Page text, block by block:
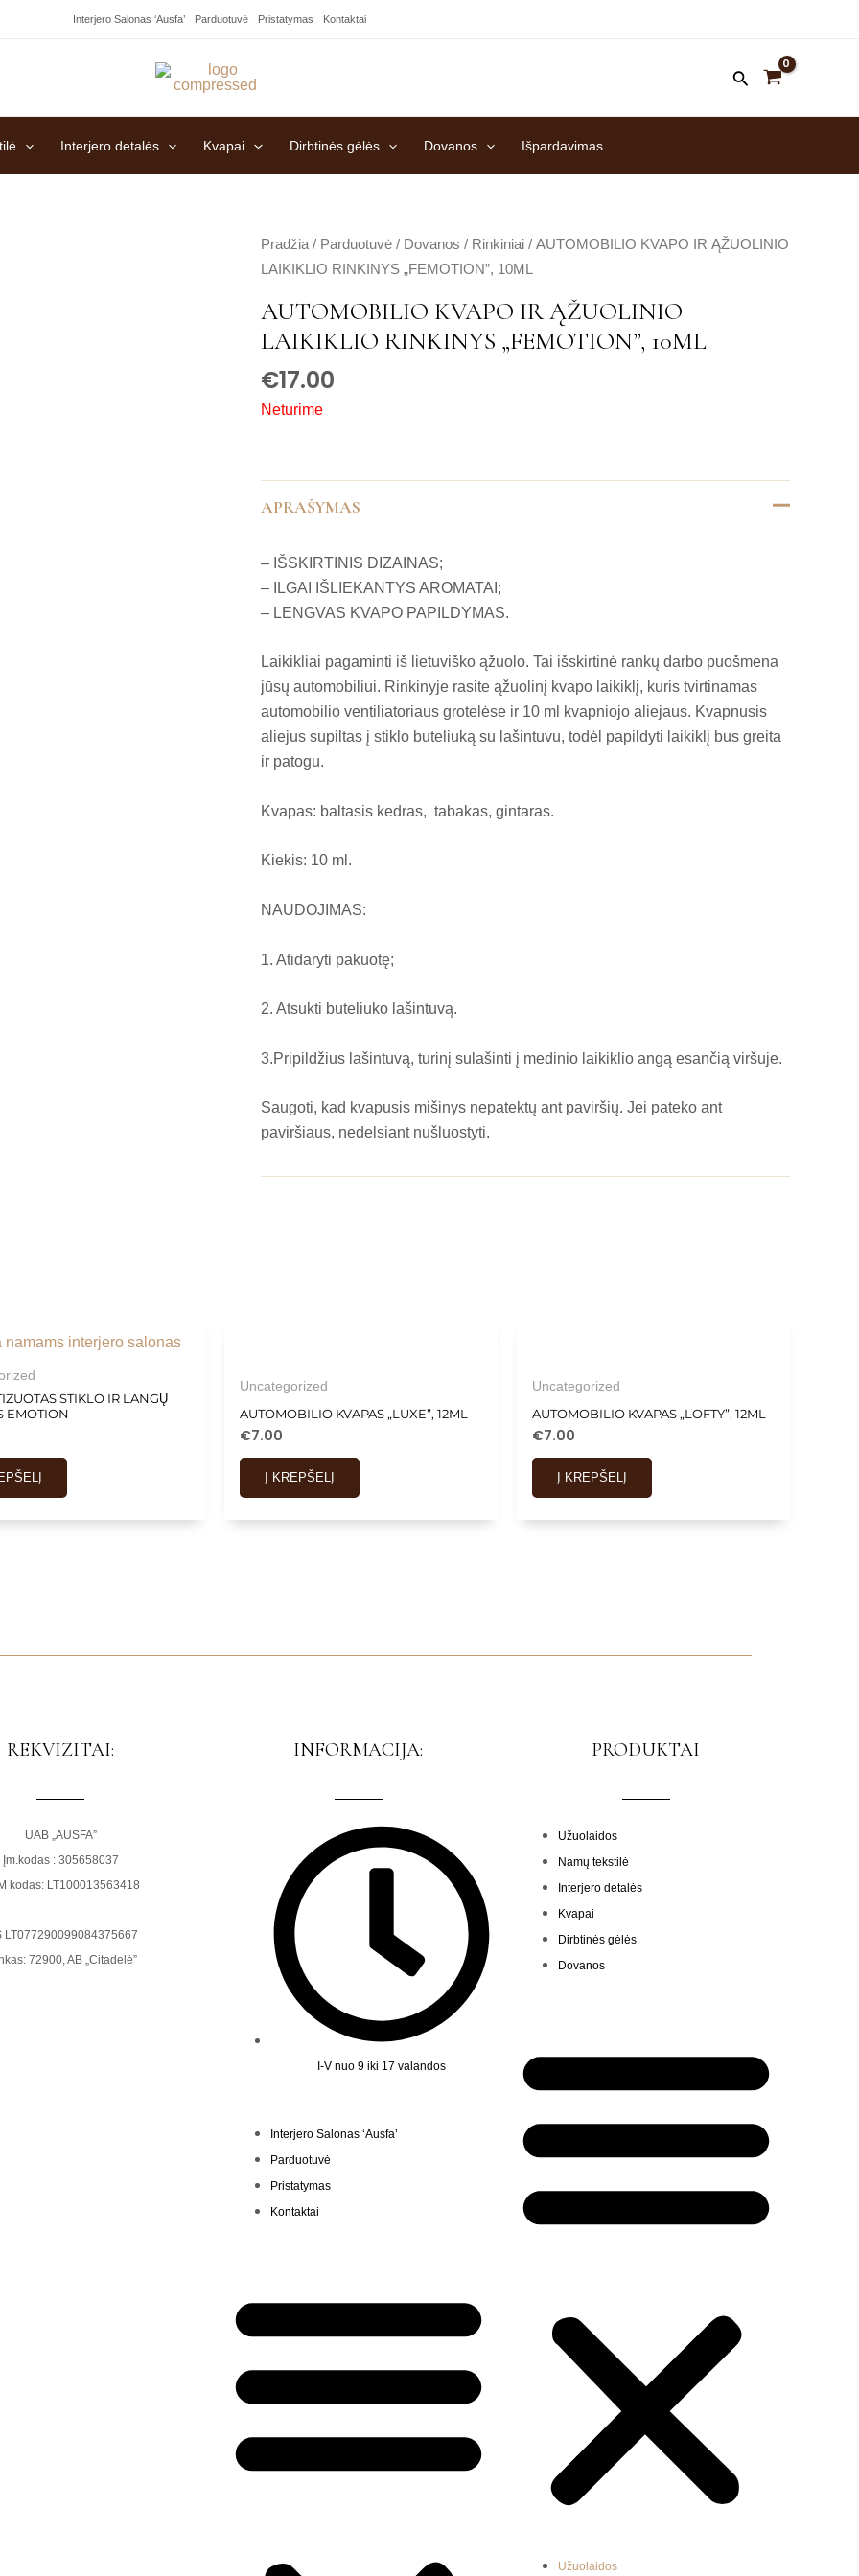
Interjero Salonas ‘Ausfa’ Parduotuvė Pristatymas Kontaktai
Interjero detalės Kvapai Dirbtinės gėlės Dovanos Išpardavimas
Pradžia / Parduotuvė / Dovanos / Rinkiniai / AUTOMOBILIO KVAPO IR ĄŽUOLINIO
LAIKIKLIO RINKINYS „FEMOTION”, 10ML
AUTOMOBILIO KVAPO IR ĄŽUOLINIO
LAIKIKLIO RINKINYS „FEMOTION”, 10ML
€17.00
Neturime
APRAŠYMAS
– IŠSKIRTINIS DIZAINAS;
– ILGAI IŠLIEKANTYS AROMATAI;
– LENGVAS KVAPO PAPILDYMAS.
Laikikliai pagaminti iš lietuviško ąžuolo. Tai išskirtinė rankų darbo puošmena
jūsų automobiliui. Rinkinyje rasite ąžuolinį kvapo laikiklį, kuris tvirtinamas
automobilio ventiliatoriaus grotelėse ir 10 ml kvapniojo aliejaus. Kvapnusis
aliejus supiltas į stiklo buteliuką su lašintuvu, todėl papildyti laikiklį bus greita
ir patogu.
Kvapas: baltasis kedras, tabakas, gintaras.
Kiekis: 10 ml.
NAUDOJIMAS:
1. Atidaryti pakuotę;
2. Atsukti buteliuko lašintuvą.
3.Pripildžius lašintuvą, turinį sulašinti į medinio laikiklio angą esančią viršuje.
Saugoti, kad kvapusis mišinys nepatektų ant paviršių. Jei pateko ant
paviršiaus, nedelsiant nušluostyti.
STIKLO IR LANGŲ
EMOTION
Uncategorized
AUTOMOBILIO KVAPAS „LUXE”, 12ML
€7.00
Į KREPŠELĮ
Uncategorized
AUTOMOBILIO KVAPAS „LOFTY”, 12ML
€7.00
Į KREPŠELĮ
REKVIZITAI:
UAB „AUSFA”
Įm.kodas : 305658037
kodas: LT100013563418
LT077290099084375667
72900, AB „Citadelė”
INFORMACIJA:
I-V nuo 9 iki 17 valandos
Interjero Salonas ‘Ausfa’
Parduotuvė
Pristatymas
Kontaktai
Menu
PRODUKTAI
Užuolaidos
Namų tekstilė
Interjero detalės
Kvapai
Dirbtinės gėlės
Dovanos
Užuolaidos